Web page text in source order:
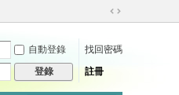
切
到
自動登錄
找回密碼
登錄 註冊